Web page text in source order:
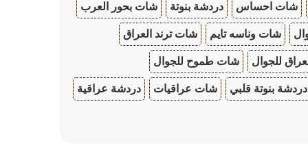
شات احساس دردشة بنوتة شات بحور العرب
شات وناسه تايم شات ترند العراق
للجوال شات طموح للجوال
دردشة بنوتة قلبي شات عراقيات دردشة عراقية